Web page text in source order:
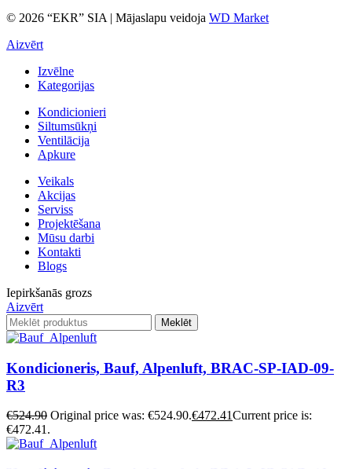
© 2026 “EKR” SIA | Mājaslapu veidoja WD Market
Aizvērt
Izvēlne
Kategorijas
Kondicionieri
Siltumsūkņi
Ventilācija
Apkure
Veikals
Akcijas
Serviss
Projektēšana
Mūsu darbi
Kontakti
Blogs
Iepirkšanās grozs
Aizvērt
Meklēt
Kondicioneris, Bauf, Alpenluft, BRAC-SP-IAD-09-
R3
€524.90 Original price was: €524.90.€472.41Current price is:
€472.41.